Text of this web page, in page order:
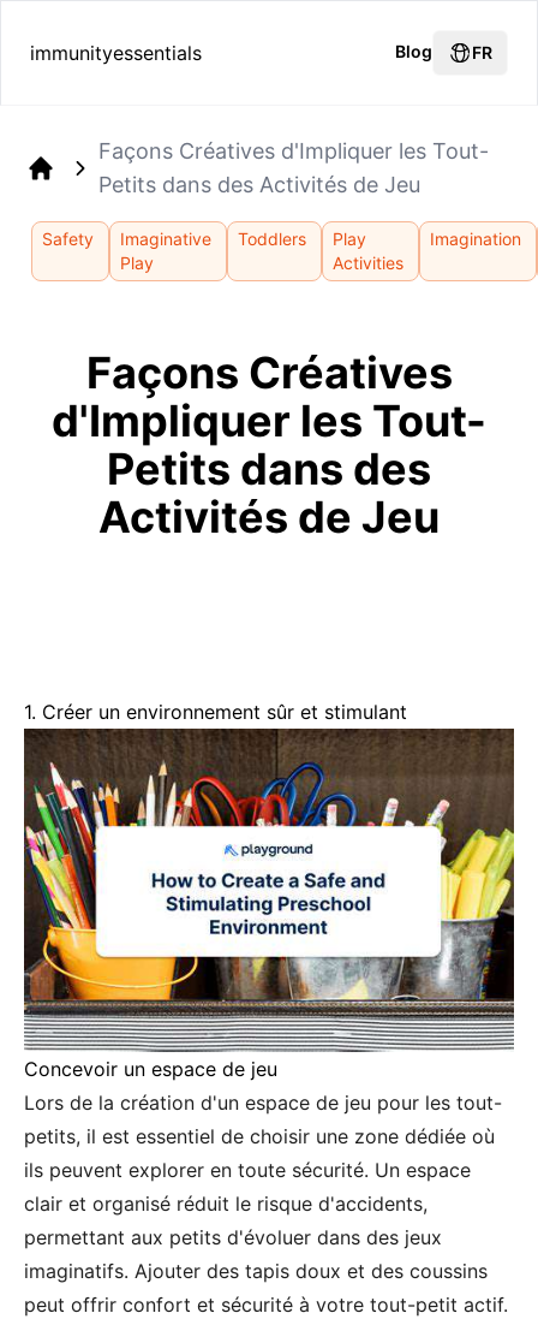
immunityessentials Blog FR
Façons Créatives d'Impliquer les Tout-
Petits dans des Activités de Jeu
Safety
Imaginative
Play
Toddlers
Play
Activities
Imagination
Façons Créatives
d'Impliquer les Tout-
Petits dans des
Activités de Jeu
1. Créer un environnement sûr et stimulant
Concevoir un espace de jeu
Lors de la création d'un espace de jeu pour les tout-
petits, il est essentiel de choisir une zone dédiée où
ils peuvent explorer en toute sécurité. Un espace
clair et organisé réduit le risque d'accidents,
permettant aux petits d'évoluer dans des jeux
imaginatifs. Ajouter des tapis doux et des coussins
peut offrir confort et sécurité à votre tout-petit actif.